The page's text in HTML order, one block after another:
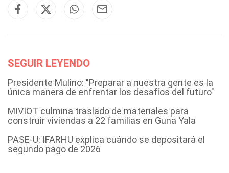
SEGUIR LEYENDO
Presidente Mulino: "Preparar a nuestra gente es la
única manera de enfrentar los desafíos del futuro"
MIVIOT culmina traslado de materiales para
construir viviendas a 22 familias en Guna Yala
PASE-U: IFARHU explica cuándo se depositará el
segundo pago de 2026